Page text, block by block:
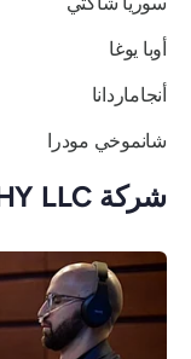
أوبا يوغا
أنجاماردانا
شانموخي مودرا
شركة MHY LLC للصحة المؤسسية